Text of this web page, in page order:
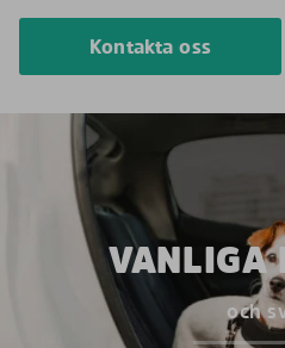
Kontakta oss
VANLIGA
och